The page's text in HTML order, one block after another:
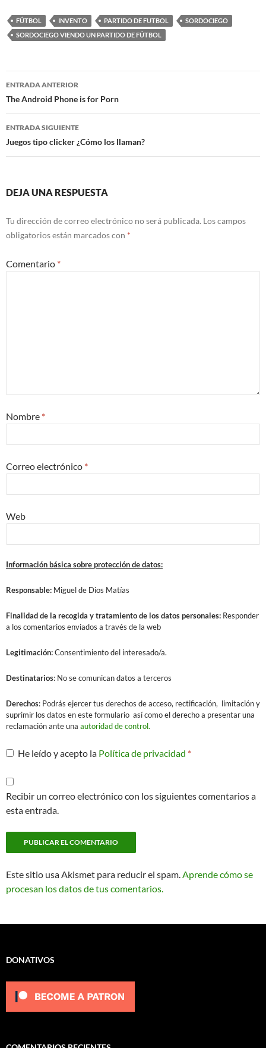
FÚTBOL INVENTO PARTIDO DE FUTBOL
SORDOCIEGO
SORDOCIEGO VIENDO UN PARTIDO DE FÚTBOL
Navegación
de
entradas
ENTRADA ANTERIOR
The Android Phone is for Porn
ENTRADA SIGUIENTE
Juegos tipo clicker ¿Cómo los llaman?
DEJA UNA RESPUESTA
Tu dirección de correo electrónico no será publicada. Los campos
obligatorios están marcados con *
Comentario *
Nombre *
Correo electrónico *
Web
Información básica sobre protección de datos:
Responsable: Miguel de Dios Matías
Finalidadde la recogida y tratamiento de los datos personales: Responder
a los comentarios enviados a través de la web
Legitimación:Consentimiento del interesado/a.
Destinatarios: No se comunican datos a terceros
Derechos: Podrás ejercer tus derechos de acceso, rectificación, limitación y
suprimir los datos en este formulario así como el derecho a presentar una
reclamación ante una autoridad de control.
He leído y acepto la Política de privacidad *
Recibir un correo electrónico con los siguientes comentarios a
esta entrada.
Este sitio usa Akismet para reducir el spam.Aprende cómo se
procesan los datos de tus comentarios.
DONATIVOS